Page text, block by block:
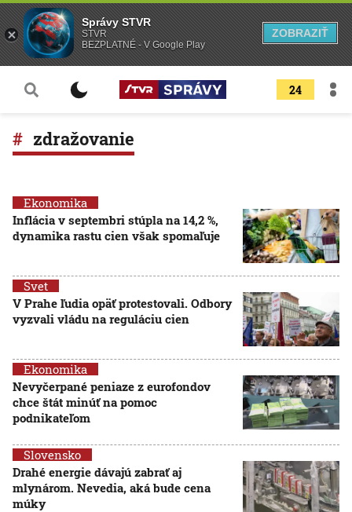
24
zdražovanie
Ekonomika
Inflácia v septembri stúpla na 14,2 %,
dynamika rastu cien však spomaľuje
Svet
V Prahe ľudia opäť protestovali. Odbory
vyzvali vládu na reguláciu cien
Ekonomika
Nevyčerpané peniaze z eurofondov
chce štát minúť na pomoc
podnikateľom
Slovensko
Drahé energie dávajú zabrať aj
mlynárom. Nevedia, aká bude cena
múky
Správy STVR
STVR
BEZPLATNÉ - V Google Play
ZOBRAZIŤ